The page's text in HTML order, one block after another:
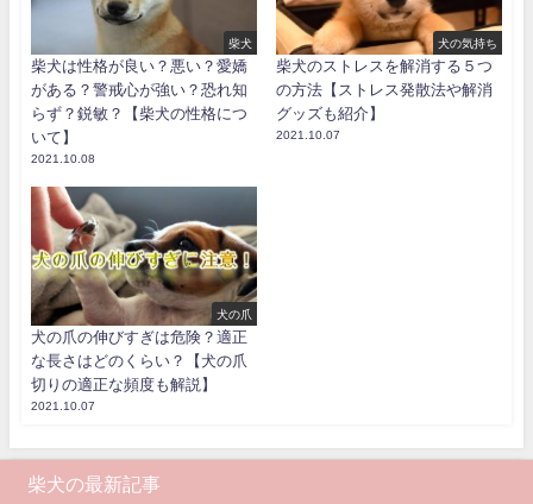
柴犬
柴犬は性格が良い？悪い？愛嬌
がある？警戒心が強い？恐れ知
らず？鋭敏？【柴犬の性格につ
いて】
2021.10.08
犬の気持ち
柴犬のストレスを解消する５つ
の方法【ストレス発散法や解消
グッズも紹介】
2021.10.07
犬の爪
犬の爪の伸びすぎは危険？適正
な長さはどのくらい？【犬の爪
切りの適正な頻度も解説】
2021.10.07
柴犬の最新記事